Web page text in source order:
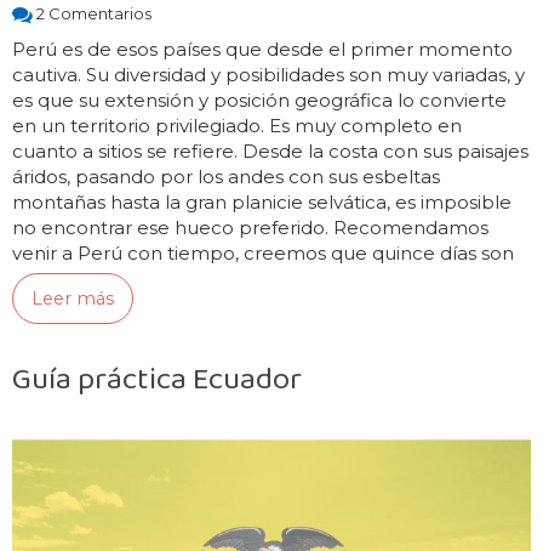
2 Comentarios
Perú es de esos países que desde el primer momento
cautiva. Su diversidad y posibilidades son muy variadas, y
es que su extensión y posición geográfica lo convierte
en un territorio privilegiado. Es muy completo en
cuanto a sitios se refiere. Desde la costa con sus paisajes
áridos, pasando por los andes con sus esbeltas
montañas hasta la gran planicie selvática, es imposible
no encontrar ese hueco preferido. Recomendamos
venir a Perú con tiempo, creemos que quince días son
insuficientes…
Leer más
Guía práctica Ecuador